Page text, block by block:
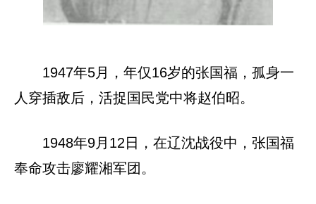
1947年5月，年仅16岁的张国福，孤身一
人穿插敌后，活捉国民党中将赵伯昭。
1948年9月12日，在辽沈战役中，张国福
奉命攻击廖耀湘军团。